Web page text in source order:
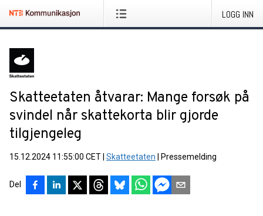
LOGG INN
Skatteetaten åtvarar: Mange forsøk på
svindel når skattekorta blir gjorde
tilgjengeleg
15.12.2024 11:55:00 CET Skatteetaten Pressemelding
Del